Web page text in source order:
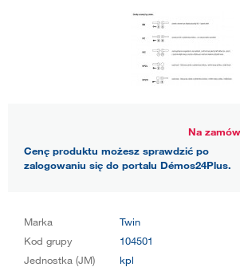
Na
Cenę produktu możesz sprawdzić po
zalogowaniu się do portalu Démos24Plus.
Marka
Twin
Kod grupy
104501
Jednostka (JM)
kpl